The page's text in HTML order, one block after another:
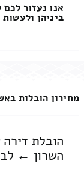
אנו נעזור
ביניהן
מחירון הובלות
הובלת
השרון ←